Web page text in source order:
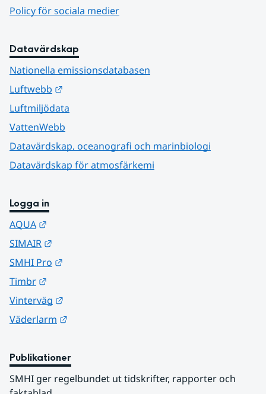
Policy för sociala medier
Datavärdskap
Nationella emissionsdatabasen
Luftwebb
Luftmiljödata
VattenWebb
Datavärdskap, oceanografi och marinbiologi
Datavärdskap för atmosfärkemi
Logga in
AQUA
SIMAIR
SMHI Pro
Timbr
Vinterväg
Väderlarm
Publikationer
SMHI ger regelbundet ut tidskrifter, rapporter och